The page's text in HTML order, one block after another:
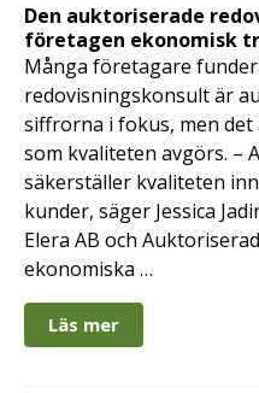
Den auktoriserade
företagen ekonomisk
Många företagare
redovisningskonsult är
siffrorna i fokus, men
som kvaliteten avgörs. –
säkerställer kvaliteten
kunder, säger Jessica
Elera AB och
ekonomiska …
Läs mer